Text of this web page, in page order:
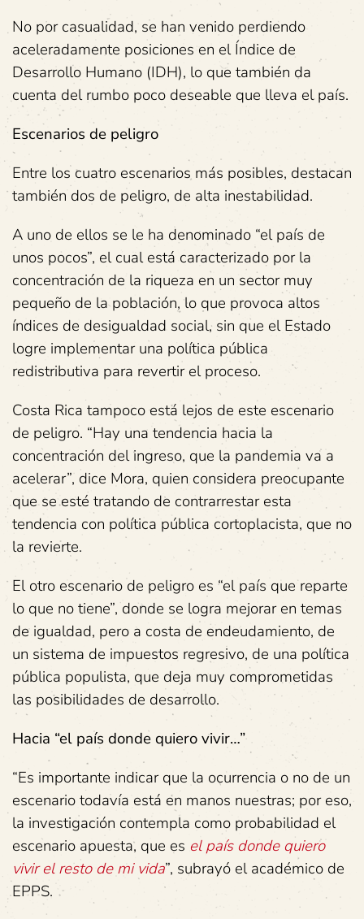
No por casualidad, se han venido perdiendo
aceleradamente posiciones en el Índice de
Desarrollo Humano (IDH), lo que también da
cuenta del rumbo poco deseable que lleva el país.
Escenarios de peligro
Entre los cuatro escenarios más posibles, destacan
también dos de peligro, de alta inestabilidad.
A uno de ellos se le ha denominado “el país de
unos pocos”, el cual está caracterizado por la
concentración de la riqueza en un sector muy
pequeño de la población, lo que provoca altos
índices de desigualdad social, sin que el Estado
logre implementar una política pública
redistributiva para revertir el proceso.
Costa Rica tampoco está lejos de este escenario
de peligro. “Hay una tendencia hacia la
concentración del ingreso, que la pandemia va a
acelerar”, dice Mora, quien considera preocupante
que se esté tratando de contrarrestar esta
tendencia con política pública cortoplacista, que no
la revierte.
El otro escenario de peligro es “el país que reparte
lo que no tiene”, donde se logra mejorar en temas
de igualdad, pero a costa de endeudamiento, de
un sistema de impuestos regresivo, de una política
pública populista, que deja muy comprometidas
las posibilidades de desarrollo.
Hacia “el país donde quiero vivir…”
“Es importante indicar que la ocurrencia o no de un
escenario todavía está en manos nuestras; por eso,
la investigación contempla como probabilidad el
escenario apuesta, que es el país donde quiero
vivir el resto de mi vida”, subrayó el académico de
EPPS.